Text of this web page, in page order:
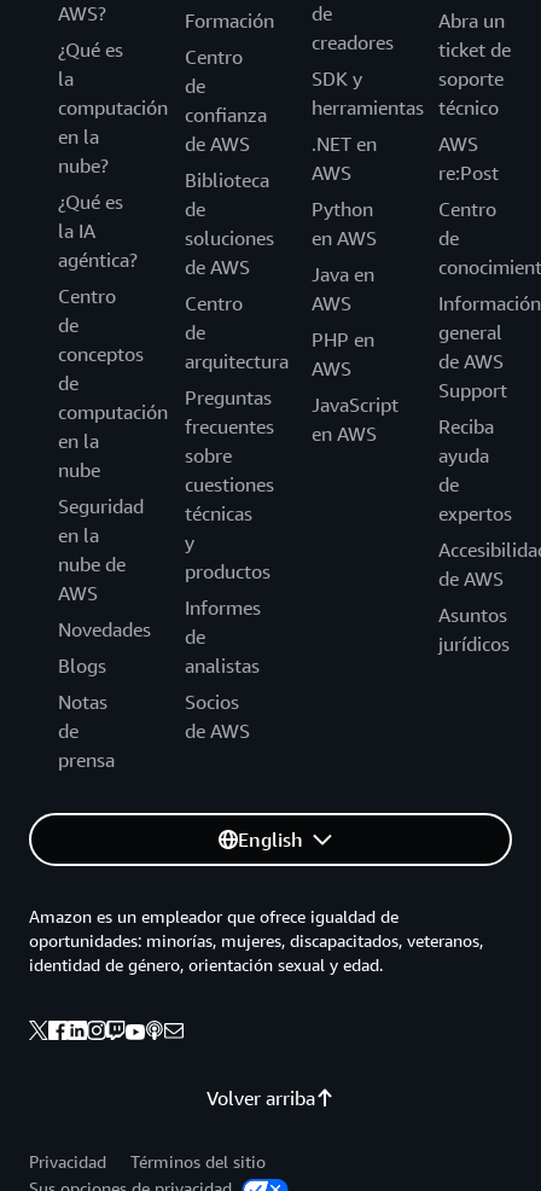
AWS?
¿Qué es
la
computación
en la
nube?
¿Qué es
la IA
agéntica?
Centro
de
conceptos
de
computación
en la
nube
Seguridad
en la
nube de
AWS
Novedades
Blogs
Notas
de
prensa
Formación
Centro
de
confianza
de AWS
Biblioteca
de
soluciones
de AWS
Centro
de
arquitectura
Preguntas
frecuentes
sobre
cuestiones
técnicas
y
productos
Informes
de
analistas
Socios
de AWS
de
creadores
SDK y
herramientas
.NET en
AWS
Python
en AWS
Java en
AWS
PHP en
AWS
JavaScript
en AWS
Abra un
ticket de
soporte
técnico
AWS
re:Post
Centro
de
Información
general
de AWS
Support
Reciba
ayuda
de
expertos
de AWS
Asuntos
jurídicos
English
Volver arriba
Amazon es un empleador que ofrece igualdad de
oportunidades: minorías, mujeres, discapacitados, veteranos,
identidad de género, orientación sexual y edad.
Privacidad
Términos del sitio